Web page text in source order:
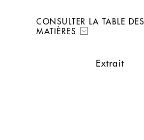
CONSULTER LA TABLE DES
MATIÈRES
Extrait